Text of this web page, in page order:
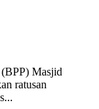
Masjid
ratusan